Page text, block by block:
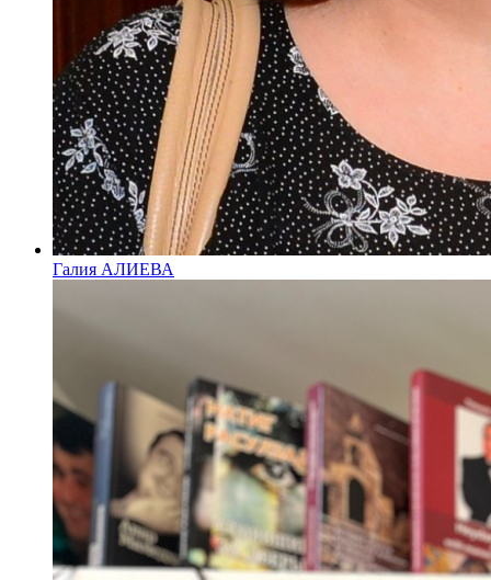
Галия АЛИЕВА